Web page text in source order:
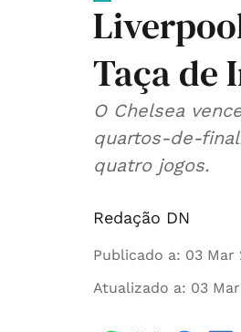
Taça de
O Chelsea
quartos-de-
quatro jogos.
Redação DN
Publicado a: 03 Mar
Atualizado a: 03